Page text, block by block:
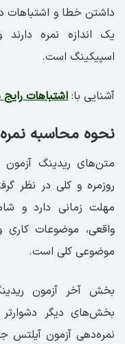
داشتن خطا و اشتباهات
یک اندازه نمره
اسپیکینگ است.
آشنایی با: اشتباهات
نحوه محاسبه
متن‌های ریدینگ
مهلت زمانی دارد و
واقعی، موضوعات
موضوعی کلی است.
بخش آخر آزمون
بخش‌های دیگر
نمره‌دهی آزمون آیلتس